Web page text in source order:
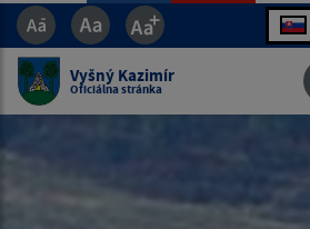
Vyšný Kazimír
Oficiálna stránka